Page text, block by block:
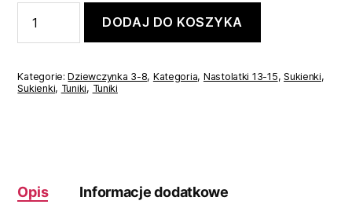
Tunika
tuba,
z
kieszeniami
DODAJ DO KOSZYKA
Kategorie:Dziewczynka 3-8, Kategoria, Nastolatki 13-15,Sukienki,
Sukienki, Tuniki, Tuniki
Opis Informacje dodatkowe